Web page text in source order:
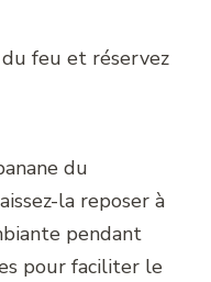
feu et réservez
du
la reposer à
pendant
pour faciliter le